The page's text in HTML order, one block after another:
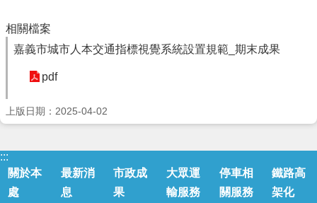
消
息
輸
服
停
車
相
相關檔案
嘉義市城市人本交通指標視覺系統設置規範_期末成果
pdf
上版日期：2025-04-02
:::
關於本
處
最新消
息
市政成
果
大眾運
輸服務
停車相
關服務
鐵路高
架化